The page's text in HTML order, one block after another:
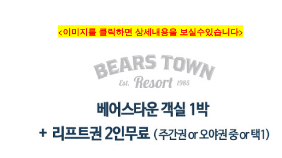
<이미지를 클릭하면 상세내용을 보실수있습니다>